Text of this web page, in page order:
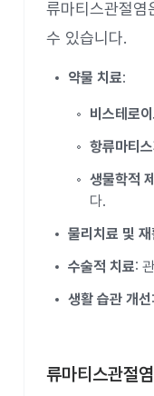
류마티스관절
수 있습니다.
약물 치료:
비스테로
항류마티
생물학적
다.
물리치료 및
수술적 치료:
생활 습관 개선
류마티스관절